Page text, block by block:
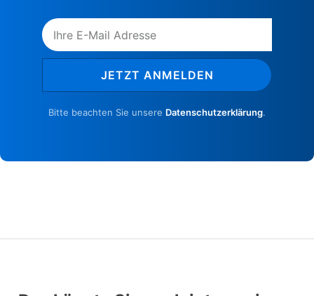
JETZT ANMELDEN
Bitte beachten Sie unsere Datenschutzerklärung.